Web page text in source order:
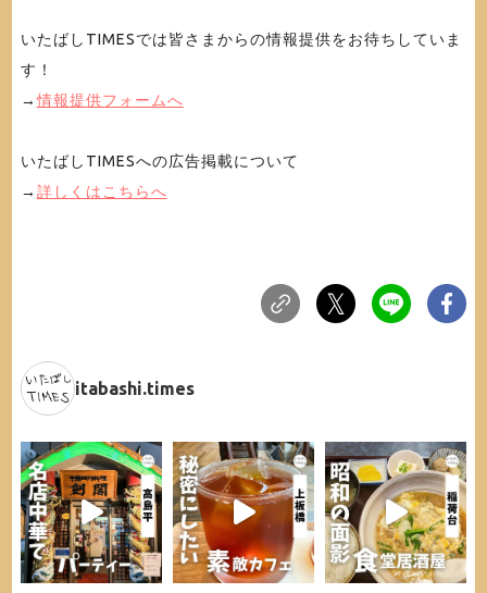
いたばしTIMESでは皆さまからの情報提供をお待ちしていま
す！
→情報提供フォームへ
いたばしTIMESへの広告掲載について
→ 詳しくはこちらへ
itabashi.times